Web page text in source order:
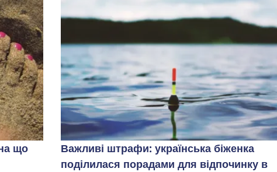
що
Важливі штрафи: українська біженка
поділилася порадами для відпочинку в